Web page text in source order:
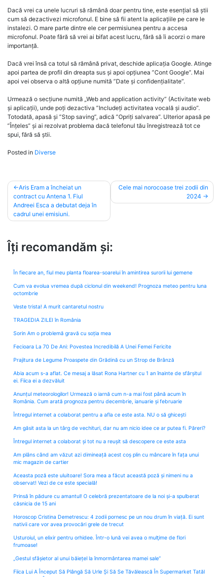
Dacă vrei ca unele lucruri să rămână doar pentru tine, este esențial să știi
cum să dezactivezi microfonul. E bine să fii atent la aplicațiile pe care le
instalezi. O mare parte dintre ele cer permisiunea pentru a accesa
microfonul. Poate fără să vrei ai bifat acest lucru, fără să îi acorzi o mare
importanță.
Dacă vrei însă ca totul să rămână privat, deschide aplicația Google. Atinge
apoi partea de profil din dreapta sus și apoi opțiunea ”Cont Google”. Mai
apoi vei observa o altă opțiune numită ”Date și confidențialitate”.
Urmează o secțiune numită „Web and application activity” (Activitate web
și aplicații), unde poți dezactiva ”Includeți activitatea vocală și audio”.
Totodată, apasă și ”Stop saving”, adică ”Opriți salvarea”. Ulterior apasă pe
”Înțeles” și ai rezolvat problema dacă telefonul tău înregistrează tot ce
spui, fără să știi.
Posted in Diverse
Post
navigation
Aris Eram a încheiat un
contract cu Antena 1. Fiul
Andreei Esca a debutat deja în
cadrul unei emisiuni.
Cele mai norocoase trei zodii din
2024
Îți recomandăm și:
În fiecare an, fiul meu planta floarea-soarelui în amintirea surorii lui gemene
Cum va evolua vremea după ciclonul din weekend! Prognoza meteo pentru luna
octombrie
Veste trista! A murit cantaretul nostru
TRAGEDIA ZILEI în România
Sorin Am o problemă gravă cu soția mea
Fecioara La 70 De Ani: Povestea Incredibilă A Unei Femei Fericite
Prajitura de Legume Proaspete din Grădină cu un Strop de Brânză
Abia acum s-a aflat. Ce mesaj a lăsat Rona Hartner cu 1 an înainte de sfârșitul
ei. Fiica ei a dezvăluit
Anunțul meteorologilor! Urmează o iarnă cum n-a mai fost până acum în
România. Cum arată prognoza pentru decembrie, ianuarie și februarie
Întregul internet a colaborat pentru a afla ce este asta. NU o să ghicești
Am găsit asta la un târg de vechituri, dar nu am nicio idee ce ar putea fi. Păreri?
Întregul internet a colaborat și tot nu a reușit să descopere ce este asta
Am plâns când am văzut azi dimineață acest coș plin cu mâncare în fața unui
mic magazin de cartier
Aceasta poză este uluitoare! Sora mea a făcut această poză și nimeni nu a
observat! Vezi de ce este specială!
Prinsă în pădure cu amantul! O celebră prezentatoare de la noi și-a spulberat
căsnicia de 15 ani
Horoscop Cristina Demetrescu: 4 zodii pornesc pe un nou drum în viață. Ei sunt
nativii care vor avea provocări grele de trecut
Usturoiul, un elixir pentru orhidee. Într-o lună vei avea o mulţime de flori
frumoase!
„Gestul sfâșietor al unui băiețel la înmormântarea mamei sale”
Fiica Lui A Început Să Plângă Să Urle Și Să Se Tăvălească În Supermarket Tatăl